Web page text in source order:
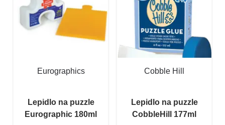
Eurographics
Lepidlo na puzzle
Eurographic 180ml
Cobble Hill
Lepidlo na puzzle
CobbleHill 177ml